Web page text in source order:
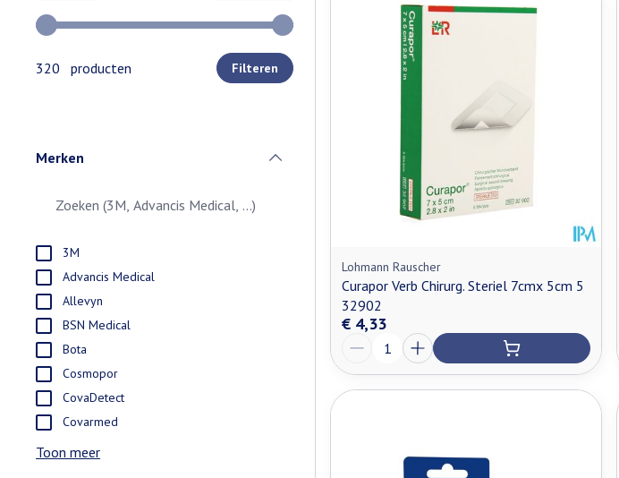
Gebruik de pijltjestoetsen links en rechts om de minimale en maximale prijswaarden aan te passen.
320 producten Filteren
Merken
3M
Advancis Medical
Allevyn
BSN Medical
Bota
Cosmopor
CovaDetect
Covarmed
Toon meer
Lohmann Rauscher
Curapor Verb Chirurg. Steriel 7cmx 5cm 5
32902
€ 4,33